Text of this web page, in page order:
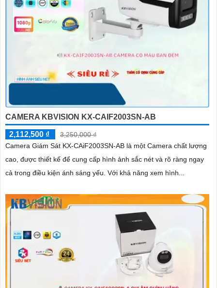
CAMERA KBVISION KX-CAIF2003SN-AB
2,112,500 ₫
3,250,000 ₫
Camera Giám Sát KX-CAiF2003SN-AB là một Camera chất lượng
cao, được thiết kế để cung cấp hình ảnh sắc nét và rõ ràng ngay
cả trong điều kiện ánh sáng yếu. Với khả năng xem hình...